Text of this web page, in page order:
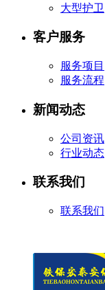
大型护卫
客户服务
服务项目
服务流程
新闻动态
公司资讯
行业动态
联系我们
联系我们